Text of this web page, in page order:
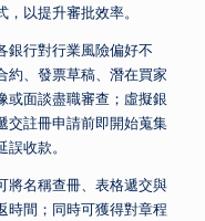
以提升審批效率。
銀行對行業風險偏好不
約、發票草稿、潛在買家
或面談盡職審查；虛擬銀
交註冊申請前即開始蒐集
收款。
將名稱查冊、表格遞交與
時間；同時可獲得對章程